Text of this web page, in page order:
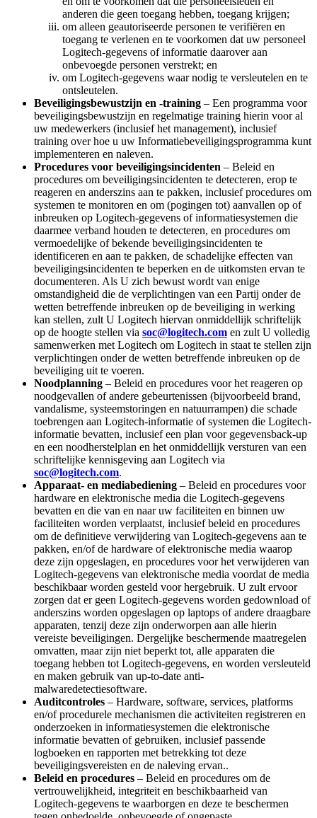
anderen die geen toegang hebben, toegang krijgen;
om alleen geautoriseerde personen te verifiëren en
toegang te verlenen en te voorkomen dat uw personeel
Logitech-gegevens of informatie daarover aan
onbevoegde personen verstrekt; en
om Logitech-gegevens waar nodig te versleutelen en te
ontsleutelen.
Beveiligingsbewustzijn en -training – Een programma voor
beveiligingsbewustzijn en regelmatige training hierin voor al
uw medewerkers (inclusief het management), inclusief
training over hoe u uw Informatiebeveiligingsprogramma kunt
implementeren en naleven.
Procedures voor beveiligingsincidenten – Beleid en
procedures om beveiligingsincidenten te detecteren, erop te
reageren en anderszins aan te pakken, inclusief procedures om
systemen te monitoren en om (pogingen tot) aanvallen op of
inbreuken op Logitech-gegevens of informatiesystemen die
daarmee verband houden te detecteren, en procedures om
vermoedelijke of bekende beveiligingsincidenten te
identificeren en aan te pakken, de schadelijke effecten van
beveiligingsincidenten te beperken en de uitkomsten ervan te
documenteren. Als U zich bewust wordt van enige
omstandigheid die de verplichtingen van een Partij onder de
wetten betreffende inbreuken op de beveiliging in werking
kan stellen, zult U Logitech hiervan onmiddellijk schriftelijk
op de hoogte stellen via soc@logitech.com en zult U volledig
samenwerken met Logitech om Logitech in staat te stellen zijn
verplichtingen onder de wetten betreffende inbreuken op de
beveiliging uit te voeren.
Noodplanning – Beleid en procedures voor het reageren op
noodgevallen of andere gebeurtenissen (bijvoorbeeld brand,
vandalisme, systeemstoringen en natuurrampen) die schade
toebrengen aan Logitech-informatie of systemen die Logitech-
informatie bevatten, inclusief een plan voor gegevensback-up
en een noodherstelplan en het onmiddellijk versturen van een
schriftelijke kennisgeving aan Logitech via
soc@logitech.com.
Apparaat- en mediabediening – Beleid en procedures voor
hardware en elektronische media die Logitech-gegevens
bevatten en die van en naar uw faciliteiten en binnen uw
faciliteiten worden verplaatst, inclusief beleid en procedures
om de definitieve verwijdering van Logitech-gegevens aan te
pakken, en/of de hardware of elektronische media waarop
deze zijn opgeslagen, en procedures voor het verwijderen van
Logitech-gegevens van elektronische media voordat de media
beschikbaar worden gesteld voor hergebruik. U zult ervoor
zorgen dat er geen Logitech-gegevens worden gedownload of
anderszins worden opgeslagen op laptops of andere draagbare
apparaten, tenzij deze zijn onderworpen aan alle hierin
vereiste beveiligingen. Dergelijke beschermende maatregelen
omvatten, maar zijn niet beperkt tot, alle apparaten die
toegang hebben tot Logitech-gegevens, en worden versleuteld
en maken gebruik van up-to-date anti-
malwaredetectiesoftware.
Auditcontroles – Hardware, software, services, platforms
en/of procedurele mechanismen die activiteiten registreren en
onderzoeken in informatiesystemen die elektronische
informatie bevatten of gebruiken, inclusief passende
logboeken en rapporten met betrekking tot deze
beveiligingsvereisten en de naleving ervan..
Beleid en procedures – Beleid en procedures om de
vertrouwelijkheid, integriteit en beschikbaarheid van
Logitech-gegevens te waarborgen en deze te beschermen